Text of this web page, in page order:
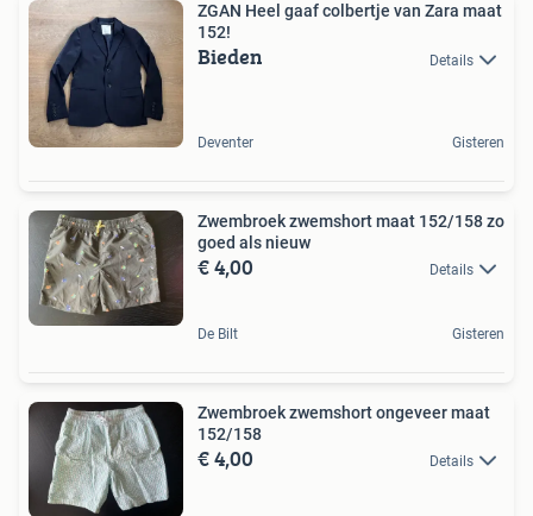
ZGAN Heel gaaf colbertje van Zara maat
152!
Bieden Details
Deventer Gisteren
Zwembroek zwemshort maat 152/158 zo
goed als nieuw
€ 4,00 Details
De Bilt Gisteren
Zwembroek zwemshort ongeveer maat
152/158
€ 4,00 Details